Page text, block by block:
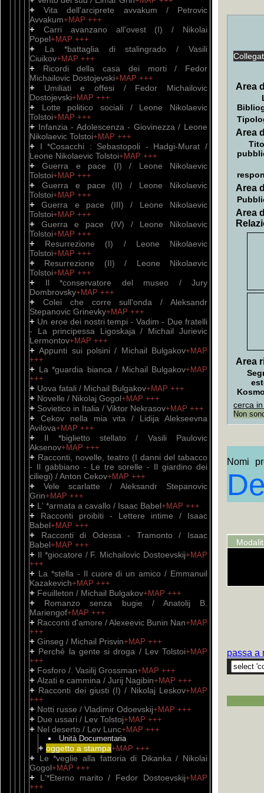
+Vita dell'arciprete avvakum / Petrovic
Avvakum+MAP +++
+ Carri avanzano all'ovest (I) / Nikolai
Popel+MAP +++
+
La *battaglia di stalingrado / Vasili
Ciuikov+MAP +++
+
Ricordi della casa dei morti / Fedor
Michailovic Dostojevski+MAP +++
+
Umiliati e offesi / Fedor Michailovic
Dostojevski+MAP +++
+
Lotte politico sociali / Leone Nikolaevic
Tolstoi+MAP +++
+ Infanzia - Adolescenza - Giovinezza / Leone
Nikolaevic Tolstoi+MAP +++
+
I *Cosacchi : Sebastopoli - Hadgi-Murat /
Leone Nikolaevic Tolstoi+MAP +++
+Guerra e pace (I) / Leone Nikolaevic
Tolstoi+MAP +++
+ Guerra e pace (II) / Leone Nikolaevic
Tolstoi+MAP +++
+Guerra e pace (III) / Leone Nikolaevic
Tolstoi+MAP +++
+Guerra e pace (IV) / Leone Nikolaevic
Tolstoi+MAP +++
+ Resurrezione (I) / Leone Nikolaevic
Tolstoi+MAP +++
+ Resurrezione (II) / Leone Nikolaevic
Tolstoi+MAP +++
+
Il *conservatore del museo / Jury
Dombrovsky+MAP +++
+ Colei che corre sull'onda / Aleksandr
Stepanovic Grinevky+MAP +++
+ Un eroe dei nostri tempi - Vadim - Due fratelli
- La principessa Ligoskaja / Michail Jurievic
Lermontov+MAP +++
+Appunti sui polsini / Michail Bulgakov+MAP
+++
+ La *guardia bianca / Michail Bulgakov+MAP
+++
+ Uova fatali / Michail Bulgakov+MAP +++
+ Novelle / Nikolaj Gogol+MAP +++
+ Sovietico in Italia / Viktor Nekrasov+MAP +++
+ Cekov nella mia vita / Lidija Alekseevna
Avilova+MAP +++
+ Il *biglietto stellato / Vasili Paulovic
Aksenov+MAP +++
+ Racconti, novelle, teatro (I danni del tabacco
- Il gabbiano - Le tre sorelle - Il giardino dei
ciliegi) / Anton Cekov+MAP +++
+Vele scarlatte / Aleksandr Stepanovic
Grin+MAP +++
+ L' *armata a cavallo / Isaac Babel+MAP +++
+ Racconti proibiti - Lettere intime / Isaac
Babel+MAP +++
+
Racconti di Odessa - Tramonto / Isaac
Babel+MAP +++
+ Il *giocatore / F. Michailovic Dostoevskij+MAP
+++
+ La *stella - Il cuore di un amico / Emmanuil
Kazakevich+MAP +++
+ Feuilleton / Michail Bulgakov+MAP +++
+ Romanzo senza bugie / Anatolij B.
Mariengof+MAP +++
+ Racconti d'amore / Alexeevic Bunin Nan+MAP
+++
+ Ginseg / Michail Prisvin+MAP +++
+ Perché la gente si droga / Lev Tolstoi+MAP
+++
+ Fosforo /. Vasilij Grossman+MAP +++
+ Alzati e cammina / Jurij Nagibin+MAP +++
+ Racconti dei giusti (I) / Nikolaj Leskov+MAP
+++
+ Notti russe / Vladimir Odoevskij+MAP +++
+ Due ussari / Lev Tolstoj+MAP +++
+ Nel deserto / Lev Lunc+MAP +++
Unità Documentaria
+ oggetto a stampa+MAP +++
+ Le *veglie alla fattoria di Dikanka / Nikolai
Gogol+MAP +++
+ L'*Eterno marito / Fedor Dostoevskij+MAP
+++
Area
Area
Area
Area
Area
cerca
Non
Nomi
passa a